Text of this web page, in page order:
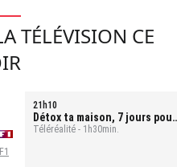
TÉLÉVISION CE
21h10
Détox ta maison, 7 jours pour
tout ranger - Mona et Bastien
Téléréalité - 1h30min.